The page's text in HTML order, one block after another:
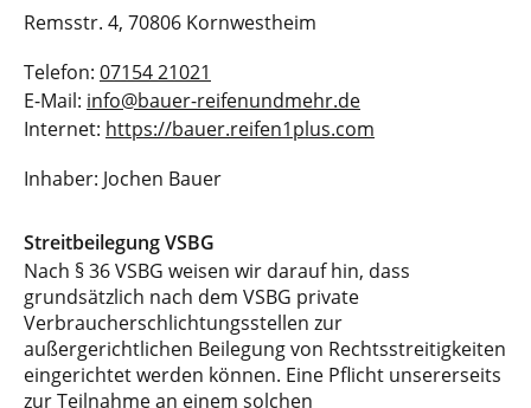
Remsstr. 4, 70806 Kornwestheim
Telefon: 07154 21021
E-Mail: info@bauer-reifenundmehr.de
Internet: https://bauer.reifen1plus.com
Inhaber: Jochen Bauer
Streitbeilegung VSBG
Nach § 36 VSBG weisen wir darauf hin, dass
grundsätzlich nach dem VSBG private
Verbraucherschlichtungsstellen zur
außergerichtlichen Beilegung von Rechtsstreitigkeiten
eingerichtet werden können. Eine Pflicht unsererseits
zur Teilnahme an einem solchen